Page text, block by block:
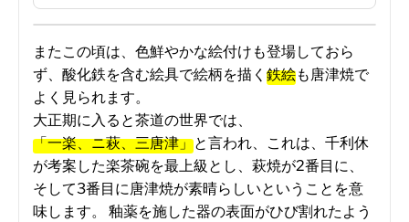
またこの頃は、色鮮やかな絵付けも登場しておら
ず、酸化鉄を含む絵具で絵柄を描く 鉄絵も唐津焼で
よく見られます。
大正期に入ると茶道の世界では、
「一楽、ニ萩、三唐津」と言われ、これは、千利休
が考案した楽茶碗を最上級とし、萩焼が2番目に、
そして3番目に唐津焼が素晴らしいということを意
味します。 釉薬を施した器の表面がひび割れたよう